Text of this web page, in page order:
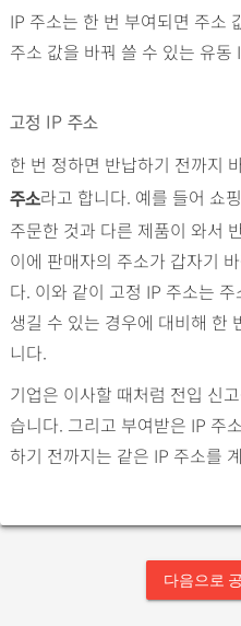
s
IP 주소는 한 번 부여되면 주소
주소 값을 바꿔 쓸 수 있는 유동
고정 IP 주소
한 번 정하면 반납하기 전까지
주소라고 합니다. 예를 들어 쇼
주문한 것과 다른 제품이 와서
이에 판매자의 주소가 갑자기
다. 이와 같이 고정 IP 주소는
생길 수 있는 경우에 대비해 한
니다.
기업은 이사할 때처럼 전입 신
습니다. 그리고 부여받은 IP 주
하기 전까지는 같은 IP 주소를
다음으로